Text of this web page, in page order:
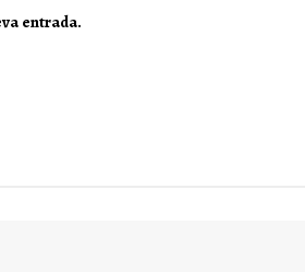
entrada.